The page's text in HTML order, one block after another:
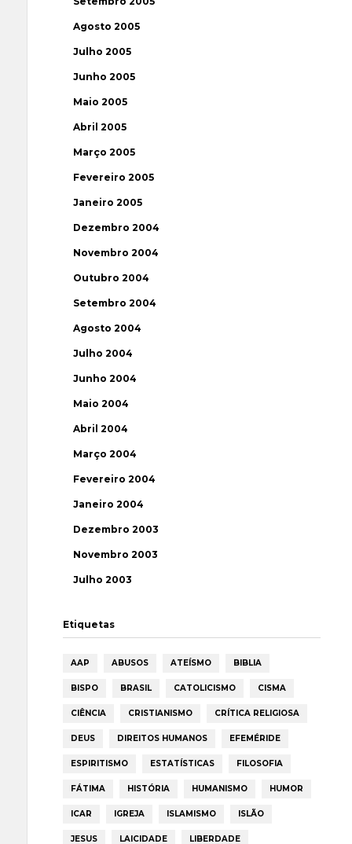
Agosto 2005
Julho 2005
Junho 2005
Maio 2005
Abril 2005
Março 2005
Fevereiro 2005
Janeiro 2005
Dezembro 2004
Novembro 2004
Outubro 2004
Setembro 2004
Agosto 2004
Julho 2004
Junho 2004
Maio 2004
Abril 2004
Março 2004
Fevereiro 2004
Janeiro 2004
Dezembro 2003
Novembro 2003
Julho 2003
Etiquetas
AAP ABUSOS ATEÍSMO BIBLIA
BISPO BRASIL CATOLICISMO CISMA
CIÊNCIA CRISTIANISMO CRÍTICA RELIGIOSA
DEUS DIREITOS HUMANOS EFEMÉRIDE
ESPIRITISMO ESTATÍSTICAS FILOSOFIA
FÁTIMA HISTÓRIA HUMANISMO HUMOR
ICAR IGREJA ISLAMISMO ISLÃO
JESUS LAICIDADE LIBERDADE